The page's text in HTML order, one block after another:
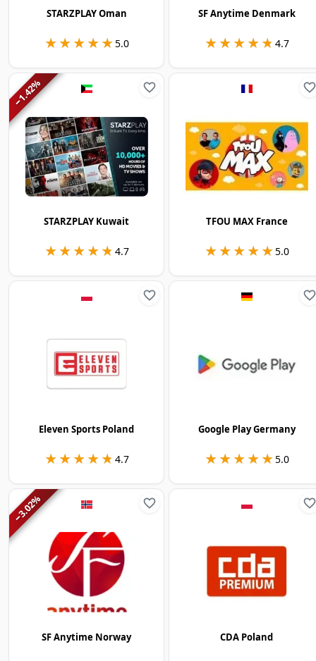
STARZPLAY Oman
★★★★★
★★★★★5.0
SF Anytime Denmark
★★★★★
★★★★★ 4.7
−
1.42
%
STARZPLAY Kuwait
★★★★★
★★★★★ 4.7
TFOU MAX France
★★★★★
★★★★★5.0
Eleven Sports Poland
★★★★★
★★★★★ 4.7
Google Play Germany
★★★★★
★★★★★5.0
−
3.02
%
SF Anytime Norway CDA Poland